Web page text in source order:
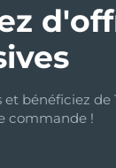
bénéficiez de
commande !